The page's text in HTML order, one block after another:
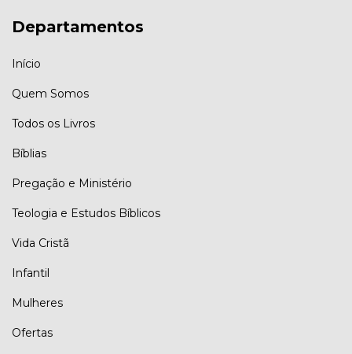
Departamentos
Início
Quem Somos
Todos os Livros
Bíblias
Pregação e Ministério
Teologia e Estudos Bíblicos
Vida Cristã
Infantil
Mulheres
Ofertas